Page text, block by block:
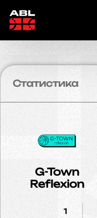
Статистика
G-Town
Reflexion
1